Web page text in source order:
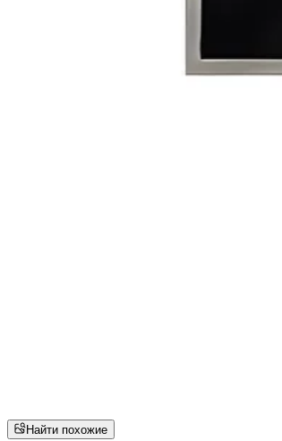
Найти похожие